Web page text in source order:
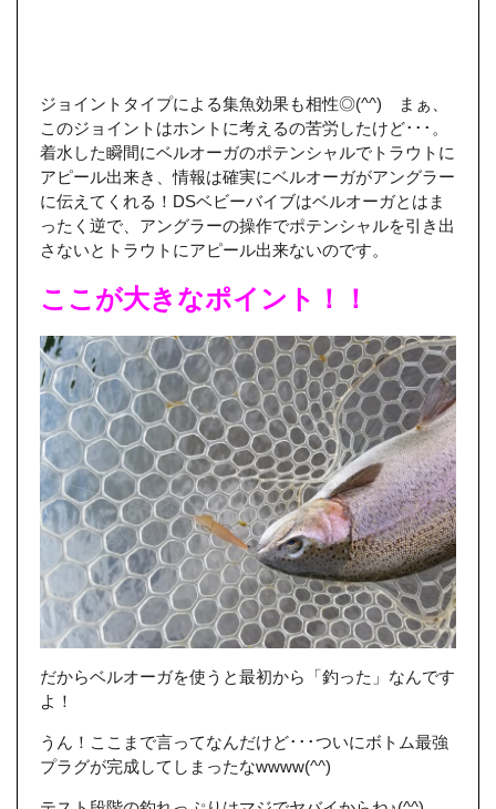
ジョイントタイプによる集魚効果も相性◎(^^) まぁ、
このジョイントはホントに考えるの苦労したけど･･･。
着水した瞬間にベルオーガのポテンシャルでトラウトに
アピール出来き、情報は確実にベルオーガがアングラー
に伝えてくれる！DSベビーバイブはベルオーガとはま
ったく逆で、アングラーの操作でポテンシャルを引き出
さないとトラウトにアピール出来ないのです。
ここが大きなポイント！！
だからベルオーガを使うと最初から「釣った」なんです
よ！
うん！ここまで言ってなんだけど･･･ついにボトム最強
プラグが完成してしまったなwwww(^^)